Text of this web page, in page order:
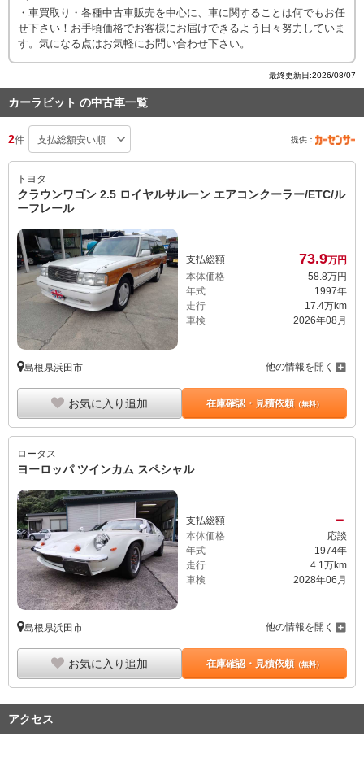
・車買取り・各種中古車販売を中心に、車に関することは何でもお任
せ下さい！お手頃価格でお客様にお届けできるよう日々努力していま
す。気になる点はお気軽にお問い合わせ下さい。
最終更新日:2026/08/07
カーラビット の中古車一覧
2件 提供：
トヨタ
クラウンワゴン 2.5 ロイヤルサルーン エアコンクーラー/ETC/ル
ーフレール
支払総額 73.9万円
本体価格
58. 8万円
年式
1997年
走行
17.4万km
車検
2026年08月
島根県浜田市 他の情報を開く
お気に入り追加 在庫確認・見積依頼（無料）
ロータス
ヨーロッパ ツインカム スペシャル
支払総額 －
本体価格
応談
年式
1974年
走行
4.1万km
車検
2028年06月
島根県浜田市 他の情報を開く
お気に入り追加 在庫確認・見積依頼（無料）
アクセス